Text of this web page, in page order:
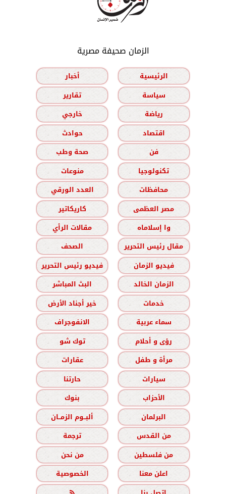
الزمان صحيفة مصرية
الرئيسية
أخبار
سياسة
تقارير
رياضة
خارجي
اقتصاد
حوادث
فن
صحة وطب
تكنولوجيا
منوعات
محافظات
العدد الورقي
مصر العظمى
كاريكاتير
وا إسلاماه
مقالات الرأي
مقال رئيس التحرير
الصحف
فيديو الزمان
فيديو رئيس التحرير
الزمان الخالد
البث المباشر
خدمات
خير أجناد الأرض
سماء عربية
الانفوجراف
رؤى و أحلام
توك شو
مرأة و طفل
عقارات
سيارات
حارتنا
الأحزاب
بنوك
البرلمان
ألبــوم الزمــان
من القدس
ترجمة
من فلسطين
من نحن
اعلن معنا
الخصوصية